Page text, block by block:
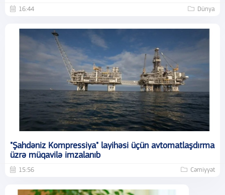
16:44 Dünya
"Şahdəniz Kompressiya" layihəsi üçün avtomatlaşdırma
üzrə müqavilə imzalanıb
15:56 Cəmiyyət